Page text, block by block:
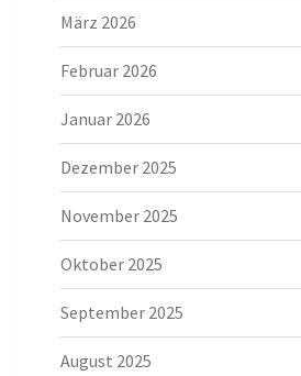
März 2026
Februar 2026
Januar 2026
Dezember 2025
November 2025
Oktober 2025
September 2025
August 2025